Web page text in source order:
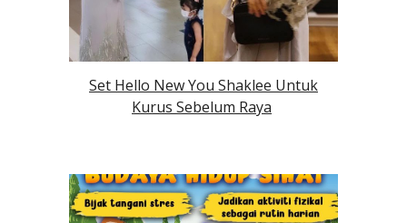
Set Hello New You Shaklee Untuk
Kurus Sebelum Raya